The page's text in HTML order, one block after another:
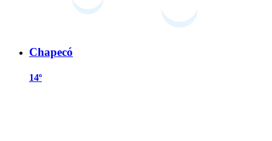
Chapecó
14º